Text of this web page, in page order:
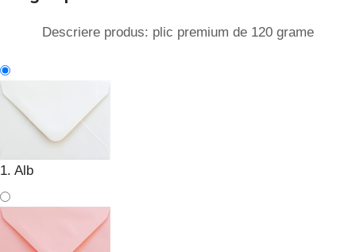
Descriere produs: plic premium de 120 grame
1. Alb